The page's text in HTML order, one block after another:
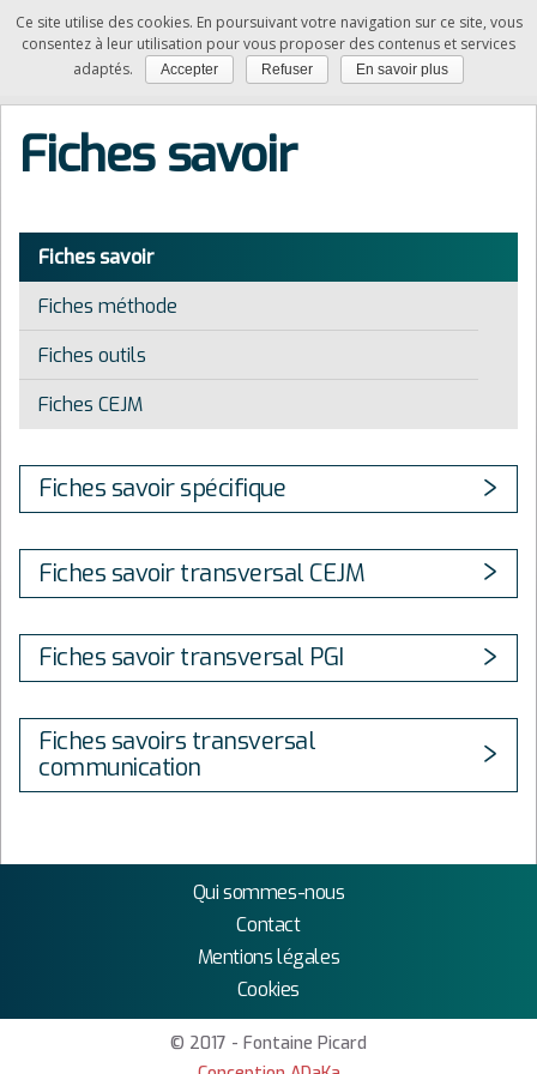
SAM
Accueil»Fiches» Fiches savoir
Fiches savoir
Fiches savoir
Fiches méthode
Fiches outils
Fiches CEJM
Fiches savoir spécifique
Fiches savoir transversal CEJM
Fiches savoir transversal PGI
Fiches savoirs transversal
communication
Qui sommes-nous
Contact
Mentions légales
Cookies
© 2017 - Fontaine Picard
Ce site utilise des cookies. En poursuivant votre navigation sur ce site, vous
consentez à leur utilisation pour vous proposer des contenus et services
adaptés.
Accepter Refuser En savoir plus